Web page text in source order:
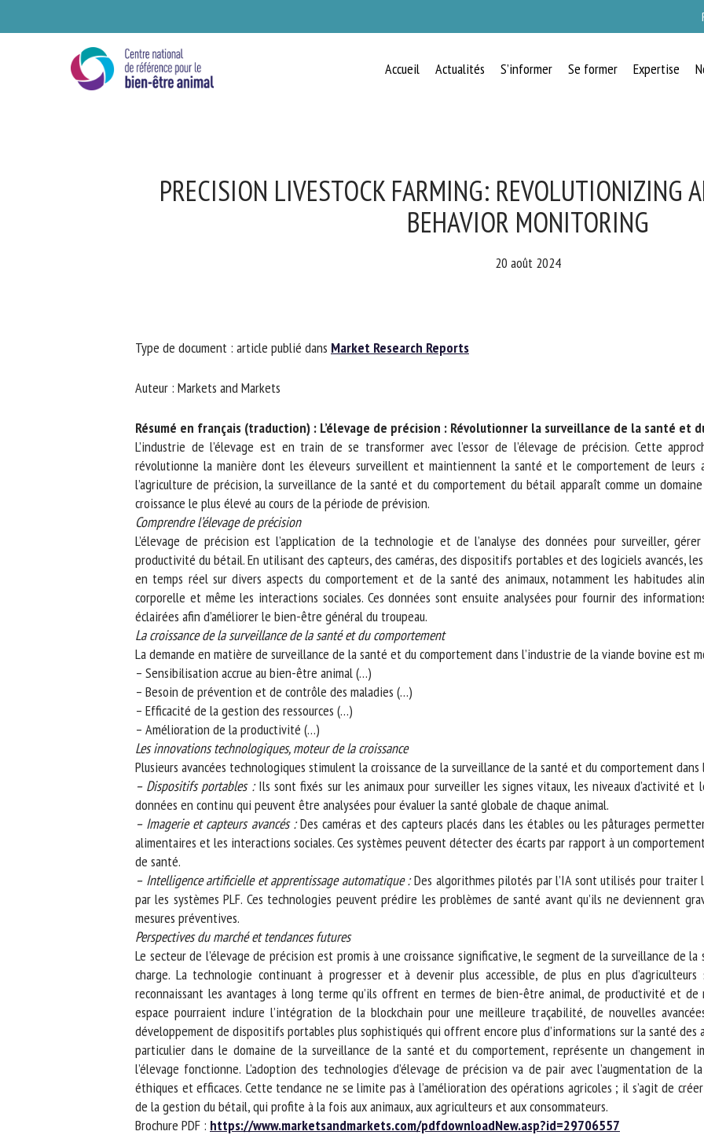
Accueil Actualités S’informer Se former Expertise
PRECISION LIVESTOCK FARMING: REVOLUTIONIZING
BEHAVIOR MONITORING
20 août 2024
Type de document : article publié dansMarket Research Reports
Auteur : Markets and Markets
Résumé en français (traduction) : L’élevage de précision : Révolutionner la surveillance de la santé et
L’industrie de l’élevage est en train de se transformer avec l’essor de l’élevage de précision. Cette
révolutionne la manière dont les éleveurs surveillent et maintiennent la santé et le comportement de leurs
l’agriculture de précision, la surveillance de la santé et du comportement du bétail apparaît comme un
croissance le plus élevé au cours de la période de prévision.
Comprendre l’élevage de précision
L’élevage de précision est l’application de la technologie et de l’analyse des données pour surveiller,
productivité du bétail. En utilisant des capteurs, des caméras, des dispositifs portables et des logiciels avancés,
en temps réel sur divers aspects du comportement et de la santé des animaux, notamment les habitudes
corporelle et même les interactions sociales. Ces données sont ensuite analysées pour fournir des
éclairées afin d’améliorer le bien-être général du troupeau.
La croissance de la surveillance de la santé et du comportement
La demande en matière de surveillance de la santé et du comportement dans l’industrie de la viande bovine est
– Sensibilisation accrue au bien-être animal (…)
– Besoin de prévention et de contrôle des maladies (…)
– Efficacité de la gestion des ressources (…)
– Amélioration de la productivité (…)
Les innovations technologiques, moteur de la croissance
Plusieurs avancées technologiques stimulent la croissance de la surveillance de la santé et du comportement dans
– Dispositifs portables :Ils sont fixés sur les animaux pour surveiller les signes vitaux, les niveaux d’activité et
données en continu qui peuvent être analysées pour évaluer la santé globale de chaque animal.
– Imagerie et capteurs avancés :Des caméras et des capteurs placés dans les étables ou les pâturages
alimentaires et les interactions sociales. Ces systèmes peuvent détecter des écarts par rapport à un
de santé.
– Intelligence artificielle et apprentissage automatique :Des algorithmes pilotés par l’IA sont utilisés pour traiter
par les systèmes PLF. Ces technologies peuvent prédire les problèmes de santé avant qu’ils ne deviennent
mesures préventives.
Perspectives du marché et tendances futures
Le secteur de l’élevage de précision est promis à une croissance significative, le segment de la surveillance de
charge. La technologie continuant à progresser et à devenir plus accessible, de plus en plus d’agriculteurs
reconnaissant les avantages à long terme qu’ils offrent en termes de bien-être animal, de productivité et de
espace pourraient inclure l’intégration de la blockchain pour une meilleure traçabilité, de nouvelles
développement de dispositifs portables plus sophistiqués qui offrent encore plus d’informations sur la santé des
particulier dans le domaine de la surveillance de la santé et du comportement, représente un changement
l’élevage fonctionne. L’adoption des technologies d’élevage de précision va de pair avec l’augmentation de
éthiques et efficaces. Cette tendance ne se limite pas à l’amélioration des opérations agricoles ; il s’agit de
de la gestion du bétail, qui profite à la fois aux animaux, aux agriculteurs et aux consommateurs.
Brochure PDF : https://www.marketsandmarkets.com/pdfdownloadNew.asp?id=29706557
BIEN-ÊTRE ANIMAL
Organisme
*
E-mail *
En soumettant ce formulaire, j'accepte que les informations saisies soient
utilisées dans le cadre de la relation avec le CNR BEA. *
Les champs suivis de * sont obligatoires